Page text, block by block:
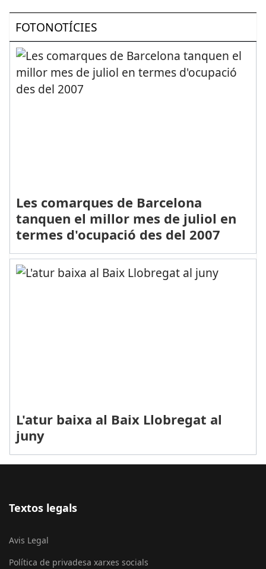
FOTONOTÍCIES
Les comarques de Barcelona
tanquen el millor mes de juliol en
termes d'ocupació des del 2007
L'atur baixa al Baix Llobregat al
juny
Textos legals
Avis Legal
Política de privadesa xarxes socials